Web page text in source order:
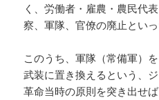
く、労働者・雇農・農民代
察、軍隊、官僚の廃止といっ
このうち、軍隊（常備軍）
武装に置き換えるという、
革命当時の原則を突き出せ